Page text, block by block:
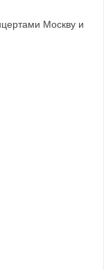
Москву и